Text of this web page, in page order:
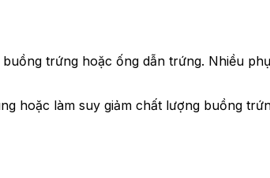
trứng hoặc ống dẫn trứng. Nhiều
hoặc làm suy giảm chất lượng buồng